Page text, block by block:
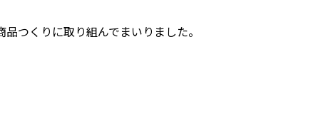
つくりに取り組んでまいりました。